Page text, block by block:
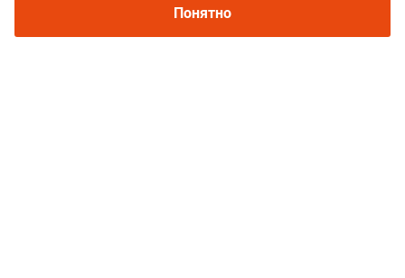
FOUR SEASONS DAB VERTICAL
трейлраннинга 2026. Для города и
Понятно